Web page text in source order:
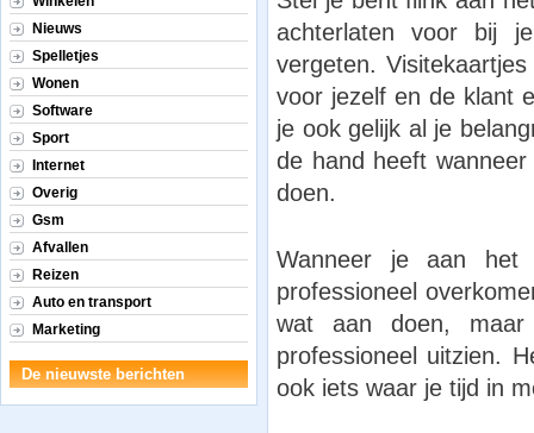
achterlaten voor bij
vergeten.
voor jezelf en de klant
je ook gelijk al je
de hand heeft
doen.
Wanneer je aan het
professioneel
wat aan doen,
professioneel uitzien.
ook iets waar je tijd in
Nieuws
Spelletjes
Wonen
Software
Sport
Internet
Overig
Gsm
Afvallen
Reizen
Auto en transport
Marketing
De nieuwste berichten